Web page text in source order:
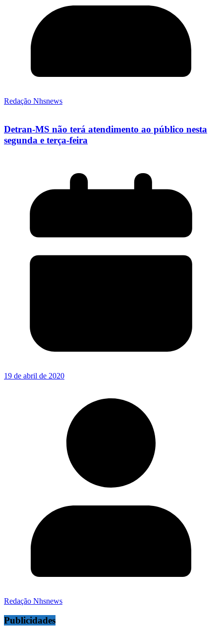
Redação Nhsnews
Detran-MS não terá atendimento ao público nesta
segunda e terça-feira
19 de abril de 2020
Redação Nhsnews
Publicidades